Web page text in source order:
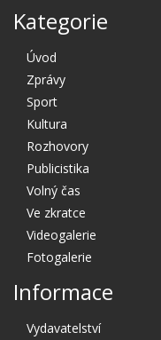
Kategorie
Úvod
Zprávy
Sport
Kultura
Rozhovory
Publicistika
Volný čas
Ve zkratce
Videogalerie
Fotogalerie
Informace
Vydavatelství